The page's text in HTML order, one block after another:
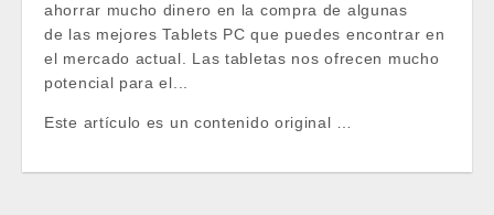
ahorrar mucho dinero en la compra de algunas
de las mejores Tablets PC que puedes encontrar en
el mercado actual. Las tabletas nos ofrecen mucho
potencial para el...
Este artículo es un contenido original …